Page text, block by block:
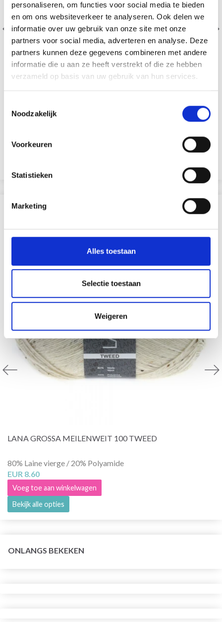
personaliseren, om functies voor social media te bieden
en om ons websiteverkeer te analyseren. Ook delen we
informatie over uw gebruik van onze site met onze
partners voor social media, adverteren en analyse. Deze
partners kunnen deze gegevens combineren met andere
informatie die u aan ze heeft verstrekt of die ze hebben
verzameld op basis van uw gebruik van hun services.
Noodzakelijk
Voorkeuren
Statistieken
Marketing
Alles toestaan
Selectie toestaan
Weigeren
75% Laine / 25% Nylon
Aanbieding verloopt 31/08/2026
ANDEREN KOCHTEN OOK
LANA GROSSA MEILENWEIT 100 TWEED
80% Laine vierge / 20% Polyamide
EUR 8.60
Voeg toe aan winkelwagen
Bekijk alle opties
ONLANGS BEKEKEN